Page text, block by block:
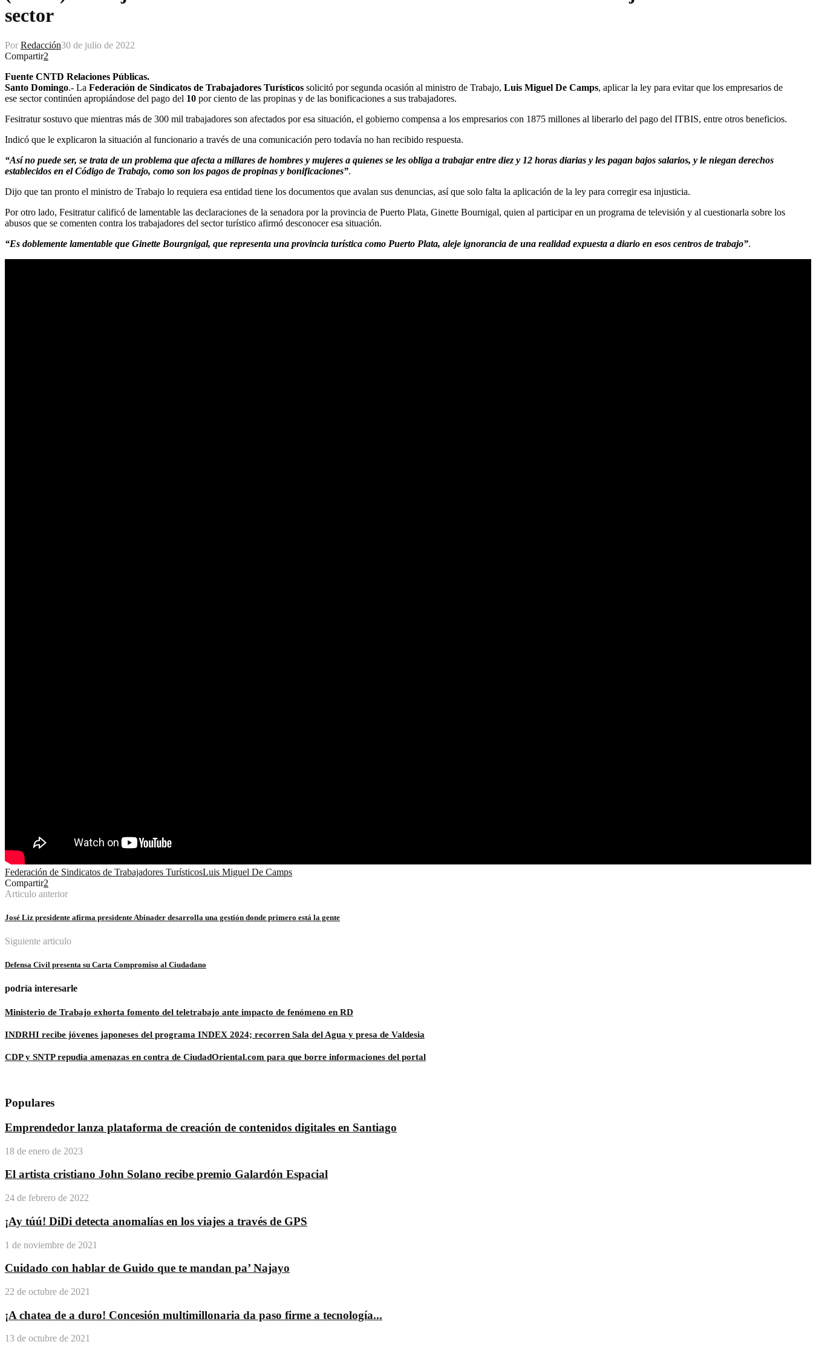
sector
Por Redacción30 de julio de 2022
Compartir2
Fuente CNTD Relaciones Públicas.
Santo Domingo.- La Federación de Sindicatos de Trabajadores Turísticos solicitó por segunda ocasión al ministro de Trabajo, Luis Miguel De Camps, aplicar la ley para evitar que los empresarios de
ese sector continúen apropiándose del pago del 10 por ciento de las propinas y de las bonificaciones a sus trabajadores.
Fesitratur sostuvo que mientras más de 300 mil trabajadores son afectados por esa situación, el gobierno compensa a los empresarios con 1875 millones al liberarlo del pago del ITBIS, entre otros beneficios.
Indicó que le explicaron la situación al funcionario a través de una comunicación pero todavía no han recibido respuesta.
“Así no puede ser, se trata de un problema que afecta a millares de hombres y mujeres a quienes se les obliga a trabajar entre diez y 12 horas diarias y les pagan bajos salarios, y le niegan derechos
establecidos en el Código de Trabajo, como son los pagos de propinas y bonificaciones”.
Dijo que tan pronto el ministro de Trabajo lo requiera esa entidad tiene los documentos que avalan sus denuncias, así que solo falta la aplicación de la ley para corregir esa injusticia.
Por otro lado, Fesitratur calificó de lamentable las declaraciones de la senadora por la provincia de Puerto Plata, Ginette Bournigal, quien al participar en un programa de televisión y al cuestionarla sobre los
abusos que se comenten contra los trabajadores del sector turístico afirmó desconocer esa situación.
“Es doblemente lamentable que Ginette Bourgnigal, que representa una provincia turística como Puerto Plata, aleje ignorancia de una realidad expuesta a diario en esos centros de trabajo”.
Federación de Sindicatos de Trabajadores TurísticosLuis Miguel De Camps
Compartir2
Articulo anterior
José Liz presidente afirma presidente Abinader desarrolla una gestión donde primero está la gente
Siguiente articulo
Defensa Civil presenta su Carta Compromiso al Ciudadano
podría interesarle
Ministerio de Trabajo exhorta fomento del teletrabajo ante impacto de fenómeno en RD
INDRHI recibe jóvenes japoneses del programa INDEX 2024; recorren Sala del Agua y presa de Valdesia
CDP y SNTP repudia amenazas en contra de CiudadOriental.com para que borre informaciones del portal
Populares
Emprendedor lanza plataforma de creación de contenidos digitales en Santiago
18 de enero de 2023
El artista cristiano John Solano recibe premio Galardón Espacial
24 de febrero de 2022
¡Ay túú! DiDi detecta anomalías en los viajes a través de GPS
1 de noviembre de 2021
Cuidado con hablar de Guido que te mandan pa’ Najayo
22 de octubre de 2021
¡A chatea de a duro! Concesión multimillonaria da paso firme a tecnología...
13 de octubre de 2021